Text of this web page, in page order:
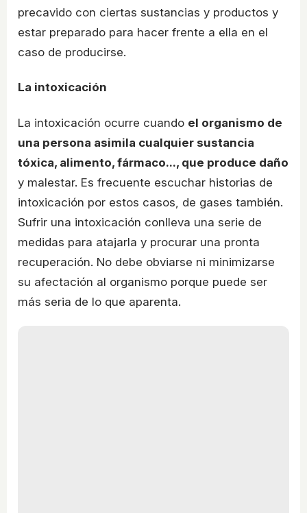
precavido con ciertas sustancias y productos y
estar preparado para hacer frente a ella en el
caso de producirse.
La intoxicación
La intoxicación ocurre cuando el organismo de
una persona asimila cualquier sustancia
tóxica, alimento, fármaco..., que produce daño
y malestar. Es frecuente escuchar historias de
intoxicación por estos casos, de gases también.
Sufrir una intoxicación conlleva una serie de
medidas para atajarla y procurar una pronta
recuperación. No debe obviarse ni minimizarse
su afectación al organismo porque puede ser
más seria de lo que aparenta.